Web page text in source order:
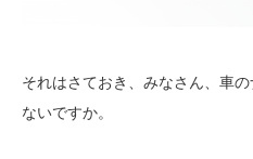
それはさておき、みなさん、車
ないですか。